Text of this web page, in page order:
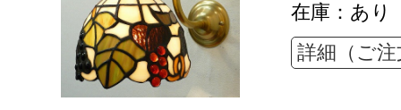
在庫：あり
詳細（ご